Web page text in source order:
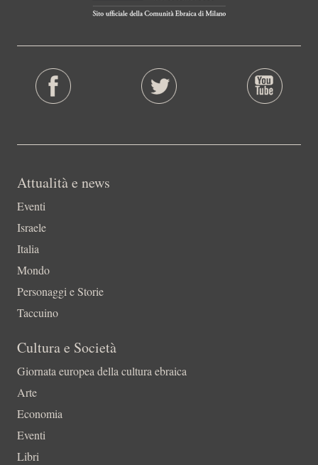
Attualità e news
Eventi
Israele
Italia
Mondo
Personaggi e Storie
Taccuino
Cultura e Società
Giornata europea della cultura ebraica
Arte
Economia
Eventi
Libri